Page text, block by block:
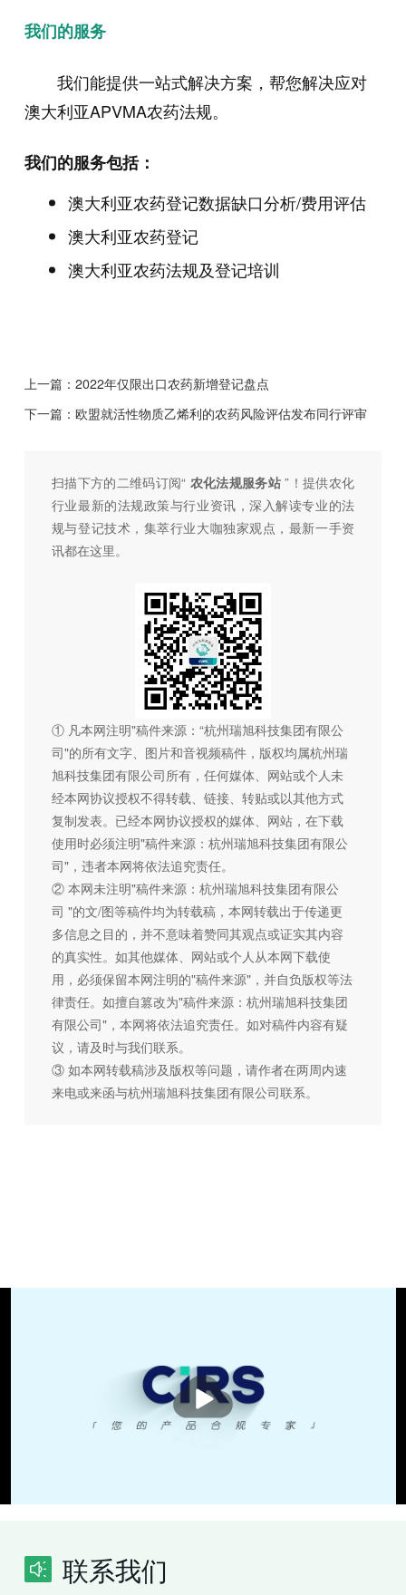
我们的服务
我们能提供一站式解决方案，帮您解决应对
澳大利亚APVMA农药法规。
我们的服务包括：
澳大利亚农药登记数据缺口分析/费用评估
澳大利亚农药登记
澳大利亚农药法规及登记培训
上一篇： 2022年仅限出口农药新增登记盘点
下一篇： 欧盟就活性物质乙烯利的农药风险评估发布同行评审
扫描下方的二维码订阅“ 农化法规服务站 ”！提供农化
行业最新的法规政策与行业资讯，深入解读专业的法
规与登记技术，集萃行业大咖独家观点，最新一手资
讯都在这里。
① 凡本网注明"稿件来源：“杭州瑞旭科技集团有限公
司"的所有文字、图片和音视频稿件，版权均属杭州瑞
旭科技集团有限公司所有，任何媒体、网站或个人未
经本网协议授权不得转载、链接、转贴或以其他方式
复制发表。已经本网协议授权的媒体、网站，在下载
使用时必须注明"稿件来源：杭州瑞旭科技集团有限公
司"，违者本网将依法追究责任。
② 本网未注明"稿件来源：杭州瑞旭科技集团有限公
司 "的文/图等稿件均为转载稿，本网转载出于传递更
多信息之目的，并不意味着赞同其观点或证实其内容
的真实性。如其他媒体、网站或个人从本网下载使
用，必须保留本网注明的"稿件来源"，并自负版权等法
律责任。如擅自篡改为"稿件来源：杭州瑞旭科技集团
有限公司"，本网将依法追究责任。如对稿件内容有疑
议，请及时与我们联系。
③ 如本网转载稿涉及版权等问题，请作者在两周内速
来电或来函与杭州瑞旭科技集团有限公司联系。
播
放
联系我们